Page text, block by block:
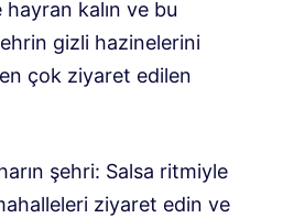
kalın ve bu
gizli hazinelerini
çok ziyaret edilen
şehri: Salsa ritmiyle
ziyaret edin ve